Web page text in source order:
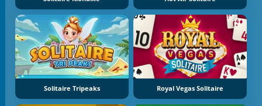
Solitaire Tripeaks Royal Vegas Solitaire